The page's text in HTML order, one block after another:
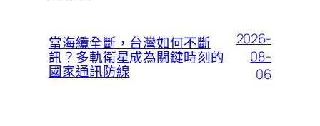
當海纜全斷，台灣如何不斷
訊？多軌衛星成為關鍵時刻的
國家通訊防線
2026-
08-
06